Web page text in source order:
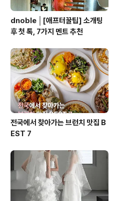
dnoble │[애프터꿀팁] 소개팅
후 첫 톡, 7가지 멘트 추천
전국에서 찾아가는 브런치 맛집 B
EST 7